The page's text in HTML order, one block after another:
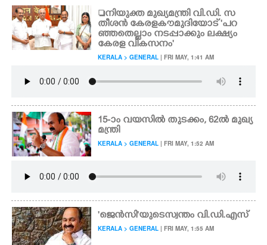
നിയുക്ത മുഖ്യമന്ത്രി വി.ഡി. സ
തീശൻ കേരളകൗമുദിയോട് 'പറ
ഞ്ഞതെല്ലാം നടപ്പാക്കും ലക്ഷ്യം
കേരള വികസനം'
KERALA > GENERAL | FRI MAY, 1:41 AM
15-ാം വയസിൽ തുടക്കം, 62ൽ മുഖ്യ
മന്ത്രി
KERALA > GENERAL | FRI MAY, 1:52 AM
'ജെൻസി'യുടെ സ്വന്തം വി.ഡി.എസ്
KERALA > GENERAL | FRI MAY, 1:55 AM